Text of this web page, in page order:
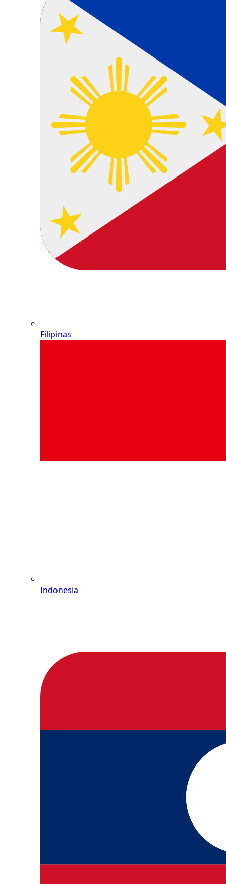
Filipinas
Indonesia